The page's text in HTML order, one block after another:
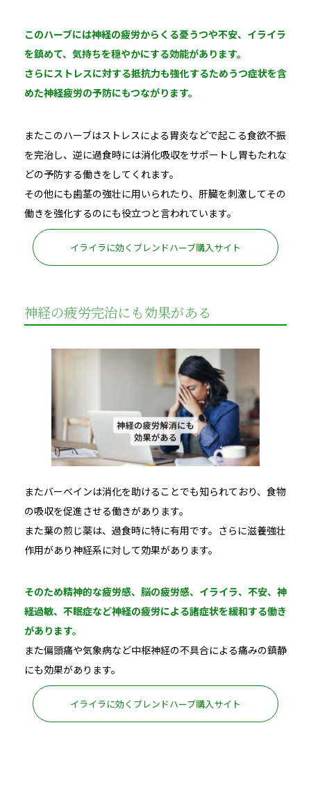
このハーブには神経の疲労からくる憂うつや不安、イライラ
を鎮めて、気持ちを穏やかにする効能があります。
さらにストレスに対する抵抗力も強化するためうつ症状を含
めた神経疲労の予防にもつながります。
またこのハーブはストレスによる胃炎などで起こる食欲不振
を完治し、逆に過食時には消化吸収をサポートし胃もたれな
どの予防する働きをしてくれます。
その他にも歯茎の強壮に用いられたり、肝臓を刺激してその
働きを強化するのにも役立つと言われています。
イライラに効くブレンドハーブ購入サイト
神経の疲労完治にも効果がある
またバーベインは消化を助けることでも知られており、食物
の吸収を促進させる働きがあります。
また葉の煎じ薬は、過食時に特に有用です。さらに滋養強壮
作用があり神経系に対して効果があります。
そのため精神的な疲労感、脳の疲労感、イライラ、不安、神
経過敏、不眠症など神経の疲労による諸症状を緩和する働き
があります。
また偏頭痛や気象病など中枢神経の不具合による痛みの鎮静
にも効果があります。
イライラに効くブレンドハーブ購入サイト